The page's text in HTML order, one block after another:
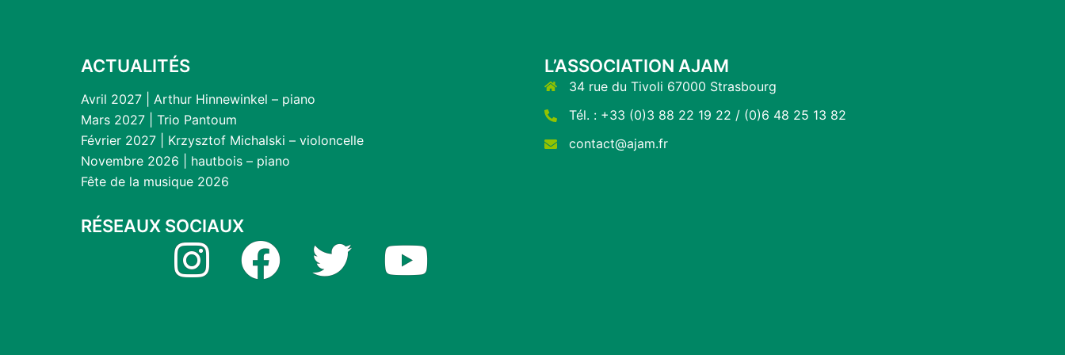
ACTUALITÉS
Avril 2027 | Arthur Hinnewinkel – piano
Mars 2027 | Trio Pantoum
Février 2027 | Krzysztof Michalski – violoncelle
Novembre 2026 | hautbois – piano
Fête de la musique 2026
RÉSEAUX SOCIAUX
Instagram Facebook Twitter
L’ASSOCIATION AJAM
34 rue du Tivoli 67000 Strasbourg
Tél. : +33 (0)3 88 22 19 22 / (0)6 48 25 13 82
contact@ajam.fr